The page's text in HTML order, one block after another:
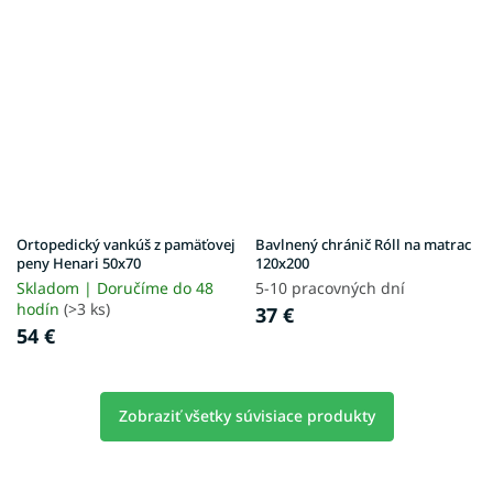
Ortopedický vankúš z pamäťovej
peny Henari 50x70
Skladom | Doručíme do 48
hodín (>3 ks)
54 €
Bavlnený chránič Róll na matrac
120x200
5-10 pracovných dní
37 €
Zobraziť všetky súvisiace produkty